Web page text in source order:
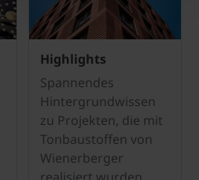
Highlights
Spannendes
Hintergrundwissen
zu Projekten, die mit
Tonbaustoffen von
Wienerberger